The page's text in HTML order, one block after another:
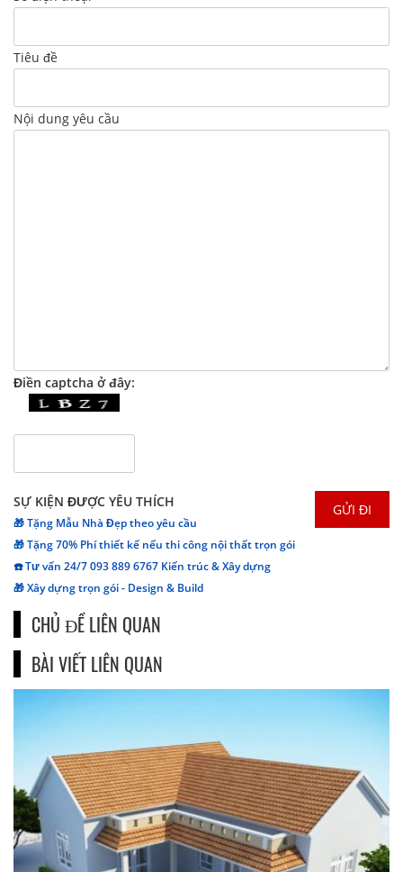
Tiêu đề
Nội dung yêu cầu
Điền captcha ở đây:
SỰ KIỆN ĐƯỢC YÊU THÍCH
🎁 Tặng Mẫu Nhà Đẹp theo yêu cầu
🎁 Tặng 70% Phí thiết kế nếu thi công nội thất trọn gói
☎️ Tư vấn 24/7 093 889 6767 Kiến trúc & Xây dựng
🎁 Xây dựng trọn gói - Design & Build
CHỦ ĐỀ LIÊN QUAN
BÀI VIẾT LIÊN QUAN